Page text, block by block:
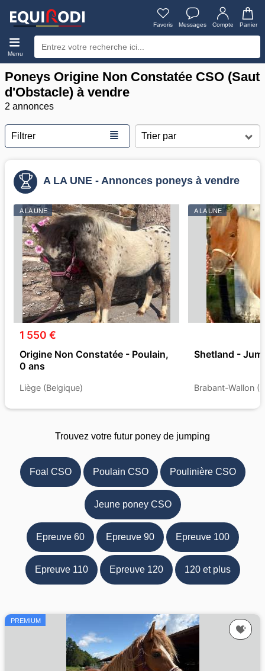
Favoris Messages Compte Panier
Menu
Poneys Origine Non Constatée CSO (Saut
d'Obstacle) à vendre
2 annonces
Filtrer ≣
A LA UNE - Annonces poneys à vendre
A LA UNE
1 550 €
Origine Non Constatée - Poulain,
0 ans
Liège (Belgique)
A LA UNE
Shetland -
Brabant-Wallon
Trouvez votre futur poney de jumping
Foal CSO Poulain CSO Poulinière CSO
Jeune poney CSO
Epreuve 60 Epreuve 90 Epreuve 100
Epreuve 110 Epreuve 120 120 et plus
PREMIUM